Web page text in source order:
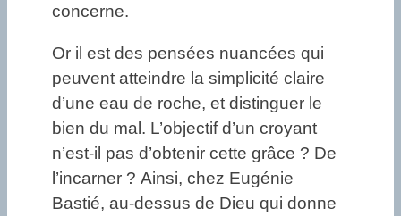
concerne.
Or il est des pensées nuancées qui
peuvent atteindre la simplicité claire
d’une eau de roche, et distinguer le
bien du mal. L’objectif d’un croyant
n’est-il pas d’obtenir cette grâce ? De
l’incarner ? Ainsi, chez Eugénie
Bastié, au-dessus de Dieu qui donne